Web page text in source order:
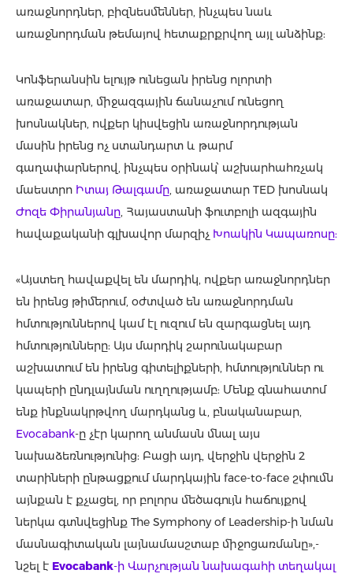
առաջնորդներ, բիզնեսմեններ, ինչպես նաև
առաջնորդման թեմայով հետաքրքրվող այլ անձինք:
Կոնֆերանսին ելույթ ունեցան իրենց ոլորտի
առաջատար, միջազգային ճանաչում ունեցող
խոսնակներ, ովքեր կիսվեցին առաջնորդության
մասին իրենց ոչ ստանդարտ և թարմ
գաղափարներով, ինչպես օրինակ՝ աշխարհահռչակ
մաեստրո Իտայ Թալգամը, առաջատար TED խոսնակ
Ժոզե Փիրանյանը, Հայաստանի ֆուտբոլի ազգային
հավաքականի գլխավոր մարզիչ Խոակին Կապառոսը:
«Այստեղ հավաքվել են մարդիկ, ովքեր առաջնորդներ
են իրենց թիմերում, օժտված են առաջնորդման
հմտություններով կամ էլ ուզում են զարգացնել այդ
հմտությունները: Այս մարդիկ շարունակաբար
աշխատում են իրենց գիտելիքների, հմտություններ ու
կապերի ընդլայնման ուղղությամբ: Մենք գնահատոմ
ենք ինքնակրթվող մարդկանց և, բնականաբար,
Evocabank-ը չէր կարող անմասն մնալ այս
նախաձեռնությունից: Բացի այդ, վերջին վերջին 2
տարիների ընթացքում մարդկային face-to-face շփումն
այնքան է քչացել, որ բոլորս մեծագույն հաճույքով
ներկա գտնվեցինք The Symphony of Leadership-ի նման
մասնագիտական լայնամասշտաբ միջոցառմանը»,-
նշել է Evocabank-ի Վարչության նախագահի տեղակալ